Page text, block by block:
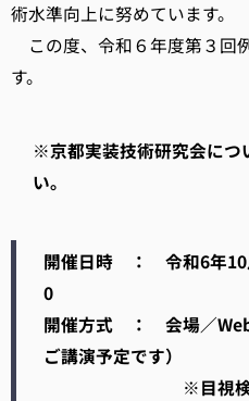
術水準向上に努めています。
この度、令和６年度第３回
す。
※京都実装技術研究会につ
い。
開催日時 ： 令和6年
0
開催方式 ： 会場／
ご講演予定です）
※目視検査改善